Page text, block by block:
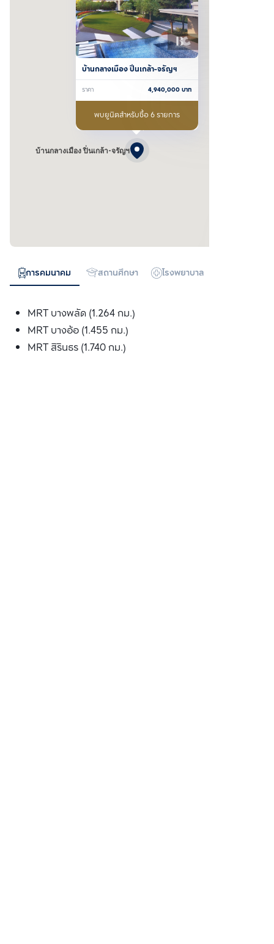
บ้านกลางเมือง ปิ่นเกล้า-จรัญฯ
บ้านกลางเมือง ปิ่นเกล้า-จรัญฯ
ราคา 4,940,000 บาท
พบยูนิตสำหรับซื้อ 6 รายการ
การคมนาคม สถานศึกษา โรงพยาบาล
MRT บางพลัด (1.264 กม.)
MRT บางอ้อ (1.455 กม.)
MRT สิรินธร (1.740 กม.)